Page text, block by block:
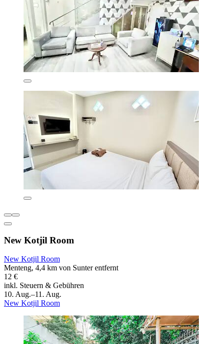
New Kotjil Room
New Kotjil Room
Menteng, 4,4 km von Sunter entfernt
12 €
inkl. Steuern & Gebühren
10. Aug.–11. Aug.
New Kotjil Room